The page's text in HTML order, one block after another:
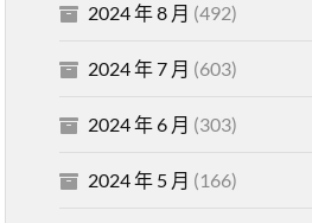
2024 年 8 月 (492)
2024 年 7 月 (603)
2024 年 6 月 (303)
2024 年 5 月 (166)